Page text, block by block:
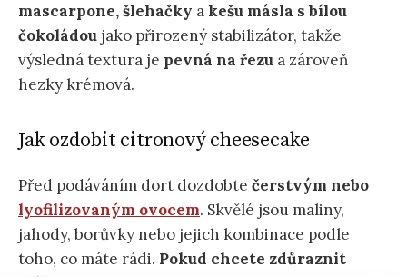
mascarpone, šlehačky a kešu másla s bílou
čokoládou jako přirozený stabilizátor, takže
výsledná textura je pevná na řezu a zároveň
hezky krémová.
Jak ozdobit citronový cheesecake
Před podáváním dort dozdobte čerstvým nebo
lyofilizovaným ovocem. Skvělé jsou maliny,
jahody, borůvky nebo jejich kombinace podle
toho, co máte rádi. Pokud chcete zdůraznit